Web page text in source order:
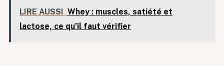
LIRE AUSSI
Whey : muscles, satiété et
lactose, ce qu’il faut vérifier